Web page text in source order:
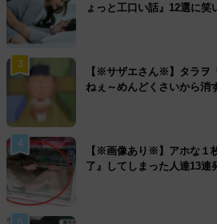
ょっと工口い話』12選に笑
3
【※サザエさん※】タラヲ
ねぇ～めんどくさいから消
4
【※画像あり※】アホな１
了』してしまった人達13連